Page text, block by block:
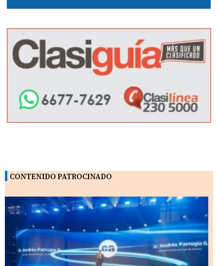
CONTENIDO PATROCINADO